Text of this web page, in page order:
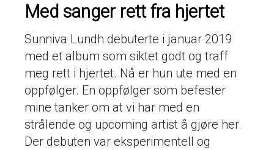
Med sanger rett fra hjertet
Sunniva Lundh debuterte i januar 2019
med et album som siktet godt og traff
meg rett i hjertet. Nå er hun ute med en
oppfølger. En oppfølger som befester
mine tanker om at vi har med en
strålende og upcoming artist å gjøre her.
Der debuten var eksperimentell og